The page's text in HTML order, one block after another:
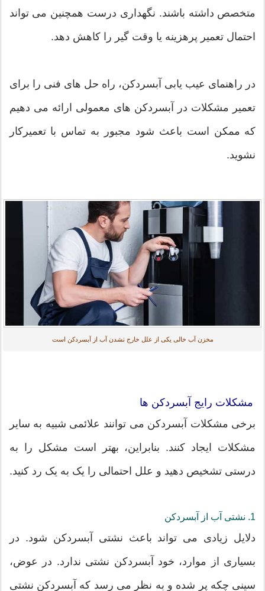
متخصص داشته باشند. نگهداری درست همچنین می تواند
احتمال تعمیر پرهزینه یا وقت گیر را کاهش دهد.
در راهنمای عیب یابی آبسردکن، راه حل های فنی را برای
تعمیر مشکلات در آبسردکن های معمولی ارائه می دهیم
که ممکن است باعث شود مجبور به تماس با تعمیرکار
نشوید.
مخزن آب خالی یکی از علل خارج نشدن آب از آبسردکن است
مشکلات رایج آبسردکن ها
برخی مشکلات آبسردکن می توانند علائمی شبیه به سایر
مشکلات ایجاد کنند. بنابراین، بهتر است مشکل را به
درستی تشخیص دهید و علل احتمالی را یک به یک رد کنید.
1. نشتی آب از آبسردکن
دلایل زیادی می تواند باعث نشتی آبسردکن شود. در
بسیاری از موارد، خود آبسردکن نشتی ندارد. در عوض،
سینی چکه پر شده و به نظر می رسد که آبسردکن نشتی